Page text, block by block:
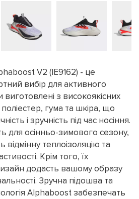
V2 (IE9162) - це
вибір для активного
з високоякісних
поліестер, гума та шкіра, що
і зручність під час носіння.
для осінньо-зимового сезону,
теплоізоляцію та
Крім того, їх
додасть вашому образу
Зручна підошва та
Alphaboost забезпечать